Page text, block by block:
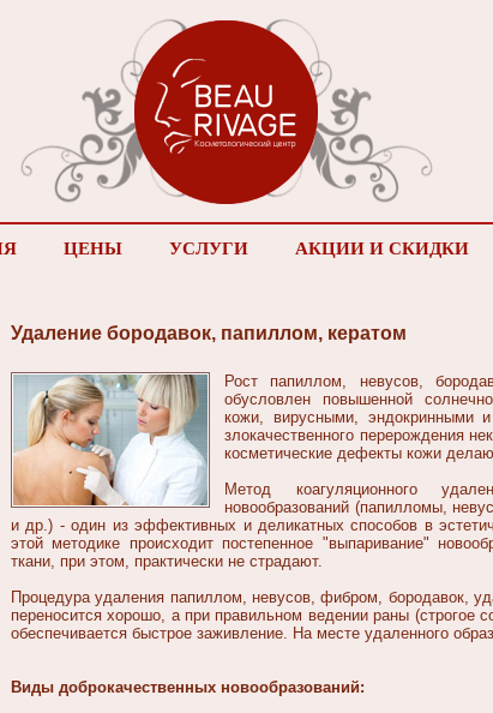
ЦЕНЫ УСЛУГИ АКЦИИ И СКИДКИ
Удаление бородавок, папиллом, кератом
Рост папиллом, невусов,
обусловлен повышенной
кожи, вирусными, эндокринными
злокачественного перерождения
косметические дефекты кожи
Метод коагуляционного
новообразований (папилломы,
и др.) - один из эффективных и деликатных способов в
этой методике происходит постепенное "выпаривание"
ткани, при этом, практически не страдают.
Процедура удаления папиллом, невусов, фибром, бородавок,
переносится хорошо, а при правильном ведении раны (строгое
обеспечивается быстрое заживление. На месте удаленного
Виды доброкачественных новообразований: